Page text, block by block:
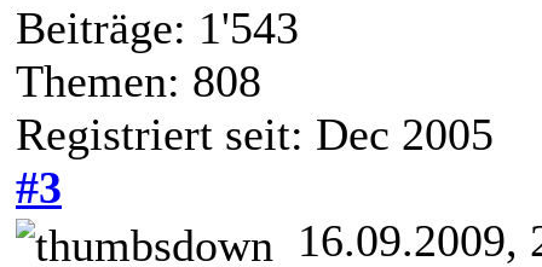
Beiträge: 1'543
Themen: 808
Registriert seit: Dec 2005
#3
16.09.2009,